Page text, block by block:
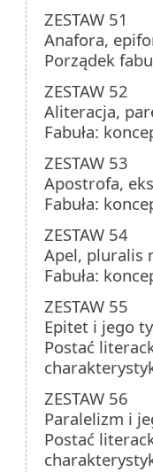
ZESTAW 51
Anafora,
Porządek
ZESTAW 52
Aliteracja,
Fabuła:
ZESTAW 53
Apostrofa,
Fabuła:
ZESTAW 54
Apel, pluralis
Fabuła:
ZESTAW 55
Epitet i jego
Postać
ZESTAW 56
Paralelizm i
Postać